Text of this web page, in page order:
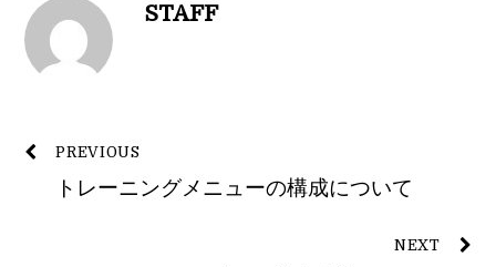
STAFF
PREVIOUS
トレーニングメニューの構成について
NEXT